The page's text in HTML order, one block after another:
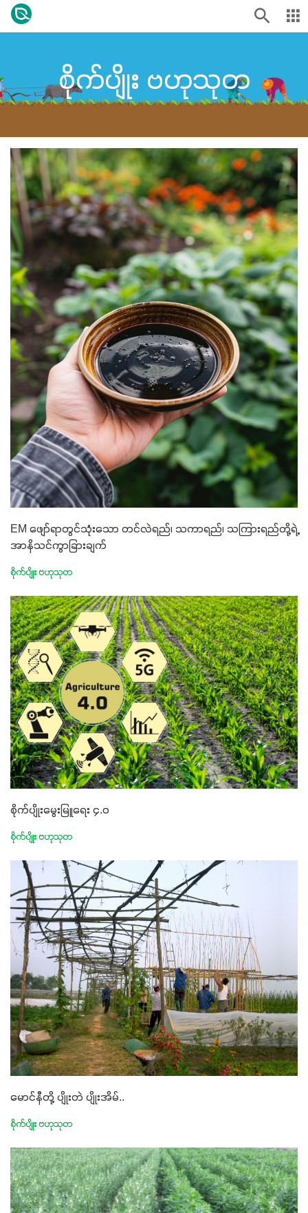
စိုက်ပျိုး ဗဟုသုတ
EM ဖျော်ရာတွင်သုံးသော တင်လဲရည်၊ သကာရည်၊ သကြားရည်တို့ရဲ့
အာနိသင်ကွာခြားချက်
စိုက်ပျိုး ဗဟုသုတ
စိုက်ပျိုးမွေးမြူရေး ၄.ဝ
စိုက်ပျိုး ဗဟုသုတ
မောင်နီတို့ ပျိုးတဲ ပျိုးအိမ်..
စိုက်ပျိုး ဗဟုသုတ